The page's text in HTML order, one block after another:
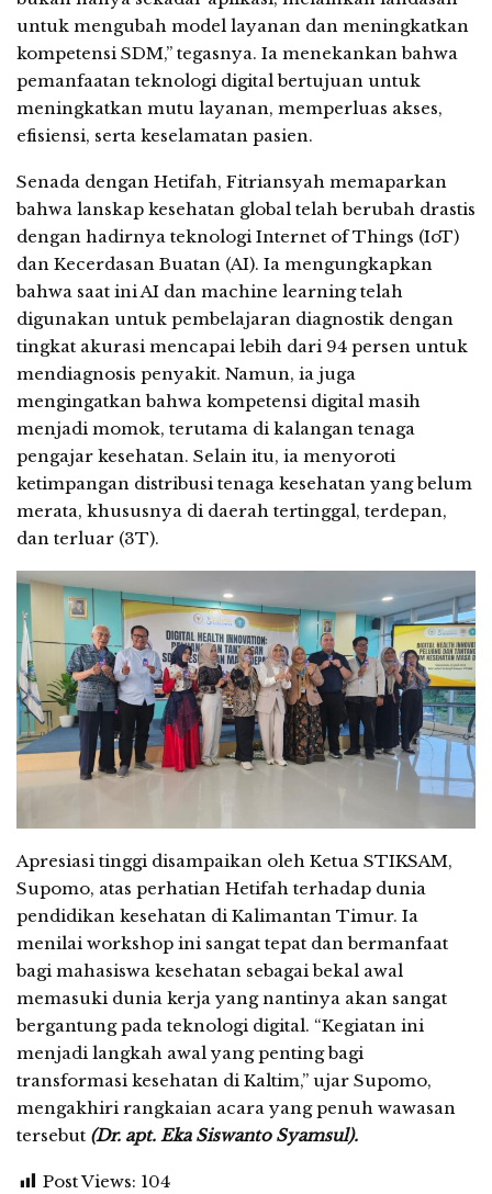
untuk mengubah model layanan dan meningkatkan
kompetensi SDM,” tegasnya. Ia menekankan bahwa
pemanfaatan teknologi digital bertujuan untuk
meningkatkan mutu layanan, memperluas akses,
efisiensi, serta keselamatan pasien.
Senada dengan Hetifah, Fitriansyah memaparkan
bahwa lanskap kesehatan global telah berubah drastis
dengan hadirnya teknologi Internet of Things (IoT)
dan Kecerdasan Buatan (AI). Ia mengungkapkan
bahwa saat ini AI dan machine learning telah
digunakan untuk pembelajaran diagnostik dengan
tingkat akurasi mencapai lebih dari 94 persen untuk
mendiagnosis penyakit. Namun, ia juga
mengingatkan bahwa kompetensi digital masih
menjadi momok, terutama di kalangan tenaga
pengajar kesehatan. Selain itu, ia menyoroti
ketimpangan distribusi tenaga kesehatan yang belum
merata, khususnya di daerah tertinggal, terdepan,
dan terluar (3T).
Apresiasi tinggi disampaikan oleh Ketua STIKSAM,
Supomo, atas perhatian Hetifah terhadap dunia
pendidikan kesehatan di Kalimantan Timur. Ia
menilai workshop ini sangat tepat dan bermanfaat
bagi mahasiswa kesehatan sebagai bekal awal
memasuki dunia kerja yang nantinya akan sangat
bergantung pada teknologi digital. “Kegiatan ini
menjadi langkah awal yang penting bagi
transformasi kesehatan di Kaltim,” ujar Supomo,
mengakhiri rangkaian acara yang penuh wawasan
tersebut (Dr. apt. Eka Siswanto Syamsul).
Post Views: 104